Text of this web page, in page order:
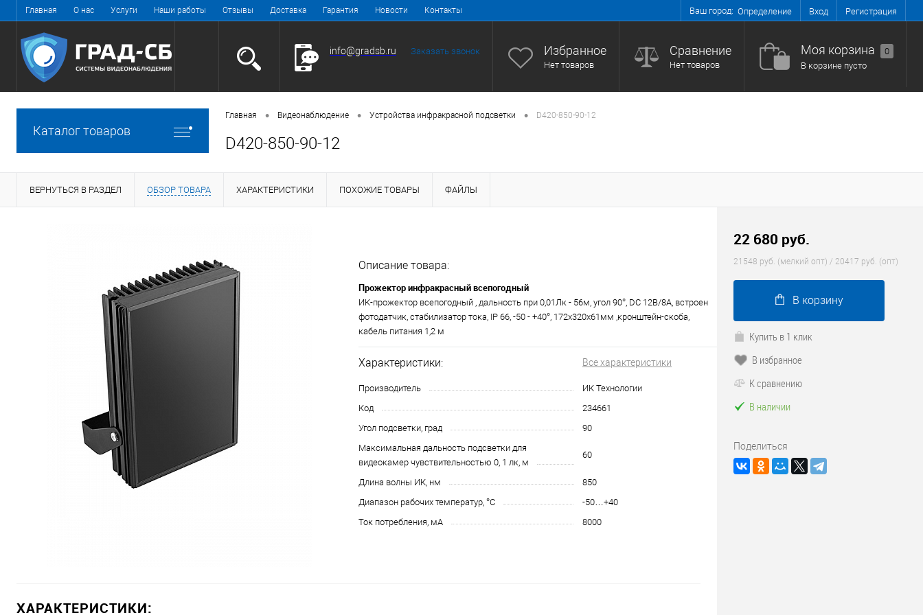
Главная О нас Услуги Наши работы Отзывы Доставка Гарантия Новости Контакты Ваш город: Определение Вход Регистрация
info@gradsb.ru Заказать звонок Избранное
Нет товаров
Сравнение
Нет товаров
Моя корзина
0
В корзине пусто
Каталог товаров
Главная • Видеонаблюдение • Устройства инфракрасной подсветки • D420-850-90-12
D420-850-90-12
ВЕРНУТЬСЯ В РАЗДЕЛ ОБЗОР ТОВАРА ХАРАКТЕРИСТИКИ ПОХОЖИЕ ТОВАРЫ ФАЙЛЫ
Описание товара:
Прожектор инфракрасный всепогодный
ИК-прожектор всепогодный , дальность при 0,01Лк - 56м, угол 90°, DC 12В/8A, встроен
фотодатчик, стабилизатор тока, IP 66, -50 - +40°, 172х320х61мм ,кронштейн-скоба,
кабель питания 1,2 м
Характеристики: Все характеристики
Производитель
ИК Технологии
Код
234661
Угол подсветки, град
90
Максимальная дальность подсветки для
видеокамер чувствительностью 0, 1 лк, м
60
Длина волны ИК, нм
850
Диапазон рабочих температур, °С
-50…+40
Ток потребления, мА
8000
ХАРАКТЕРИСТИКИ:
22 680 руб.
21548 руб. (мелкий опт) / 20417 руб. (опт)
В корзину
Купить в 1 клик
В избранное
К сравнению
В наличии
Поделиться